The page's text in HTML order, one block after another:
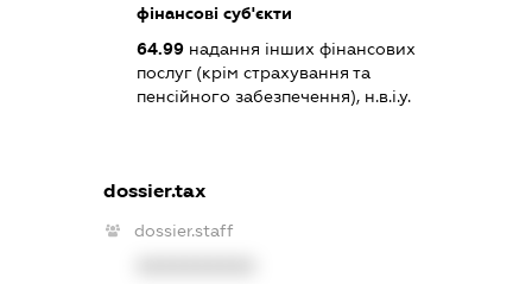
фінансові суб'єкти
64.99надання інших фінансових
послуг (крім страхування та
пенсійного забезпечення), н.в.і.у.
dossier.tax
dossier.staff